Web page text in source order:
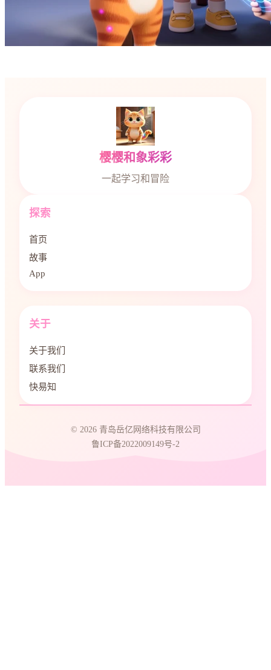
樱樱和象彩彩
一起学习和冒险
探索
首页
故事
App
关于
关于我们
联系我们
快易知
© 2026 青岛岳亿网络科技有限公司
鲁ICP备2022009149号-2